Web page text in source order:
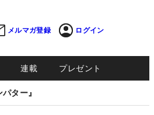
メルマガ登録 ログイン
連載 プレゼント
ター』